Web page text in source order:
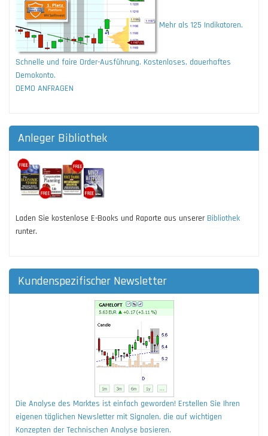
Mehr als 125 Indikatoren.
Schnelle und faire Order-Ausführung. Kostenloses, dauerhaftes
Demokonto.
DEMO ANFRAGEN
Anleger Bibliothek
Laden Sie kostenlose E-Books und Raporte aus unserer Bibliothek
runter.
Kundenspezifischer Newsletter
Die Analyse des Marktes ist einfach geworden! Erstellen Sie Ihren
eigenen täglichen Newsletter mit Signalen, die auf wichtigen
Konzepten der Technischen Analyse basieren.